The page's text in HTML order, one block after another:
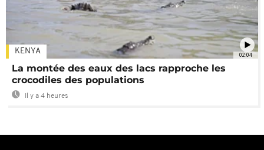
02:04
KENYA
La montée des eaux des lacs rapproche les
crocodiles des populations
Il y a 4 heures